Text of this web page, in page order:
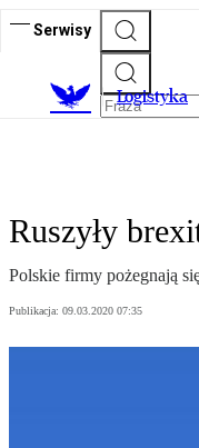
Serwisy
Logistyka
Ruszyły
Polskie firmy pożegnają
Publikacja: 09.03.2020 07:35